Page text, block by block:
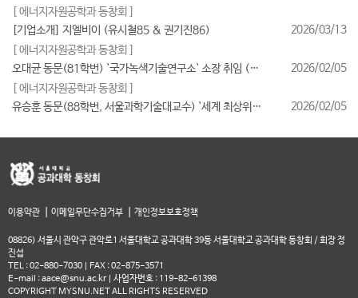
[ 에너지자원공학과 동창회 ]
[기업소개] 지엘비이 (유시철85 & 권기진86)
2026/03/13
[ 에너지자원공학과 동창회 ]
오대균 동문(81학번) `국가녹색기술연구소` 소장 취임 (2026/2월)
2026/02/05
[ 에너지자원공학과 동창회 ]
유승훈 동문(88학번, 서울과학기술대교수) `세계 최상위 연구자 2025` 등재
2026/02/05
이용약관 이메일무단수집거부 개인정보보호정책
08826) 서울시 관악구 관악로1 서울대학교 공과대학 39동 서울대학교 공과대학 동창회 / 회장 정
진섭
TEL : 02-880-7030 | FAX : 02-875-3571
E-mail : aace@snu.ac.kr | 사업자번호 : 119-82-61398
COPYRIGHT MYSNU.NET ALL RIGHTS RESERVED